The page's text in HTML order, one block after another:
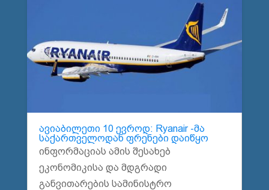
ავიაბილეთი 10 ევროდ: Ryanair -მა
საქართველოდან ფრენები დაიწყო
ინფორმაციას ამის შესახებ
ეკონომიკისა და მდგრადი
განვითარების სამინისტრო